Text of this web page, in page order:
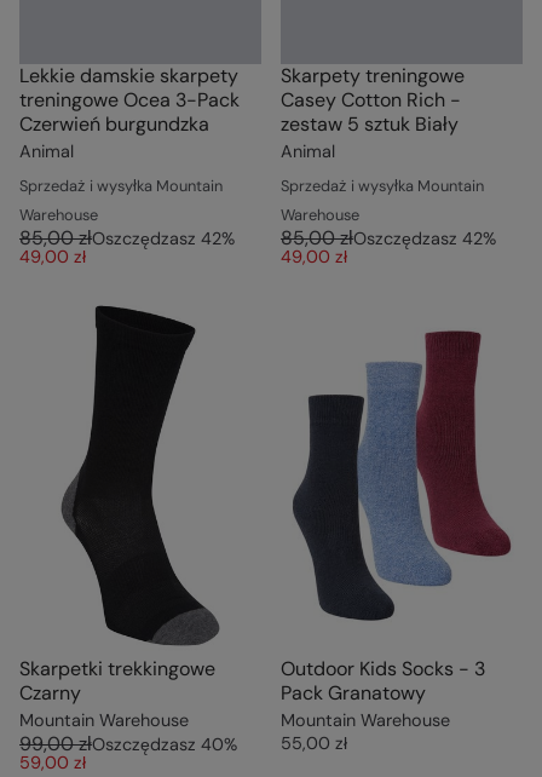
Lekkie damskie skarpety
treningowe Ocea 3-Pack
Czerwień burgundzka
Animal
Sprzedaż i wysyłka Mountain
Warehouse
85,00 złOszczędzasz 42%
49,00 zł
Skarpety treningowe
Casey Cotton Rich -
zestaw 5 sztuk Biały
Animal
Sprzedaż i wysyłka Mountain
Warehouse
85,00 złOszczędzasz 42%
49,00 zł
Skarpetki trekkingowe
Czarny
Mountain Warehouse
99,00 złOszczędzasz 40%
59,00 zł
Outdoor Kids Socks - 3
Pack Granatowy
Mountain Warehouse
55,00 zł